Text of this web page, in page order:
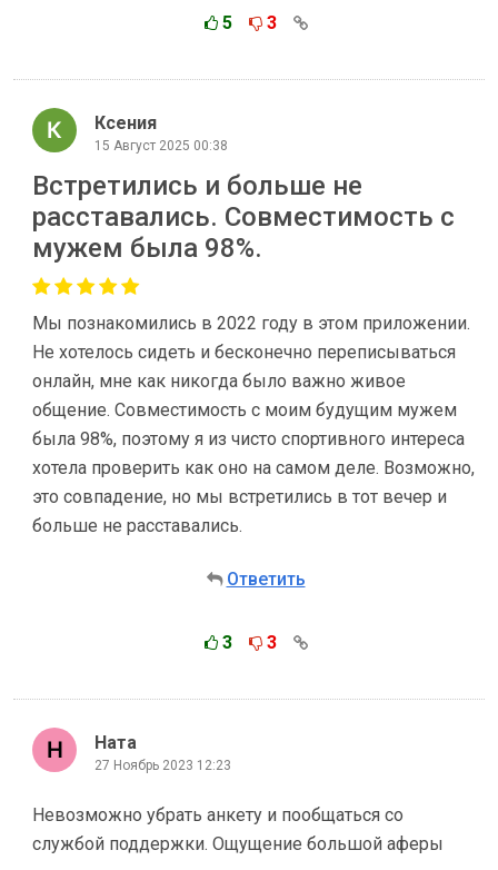
5 3
Ксения
15 Август 2025 00:38
Встретились и больше не
расставались. Совместимость с
мужем была 98%.
Мы познакомились в 2022 году в этом приложении.
Не хотелось сидеть и бесконечно переписываться
онлайн, мне как никогда было важно живое
общение. Совместимость с моим будущим мужем
была 98%, поэтому я из чисто спортивного интереса
хотела проверить как оно на самом деле. Возможно,
это совпадение, но мы встретились в тот вечер и
больше не расставались.
Ответить
3 3
Ната
27 Ноябрь 2023 12:23
Невозможно убрать анкету и пообщаться со
службой поддержки. Ощущение большой аферы